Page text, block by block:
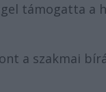
támogatta a
a szakmai